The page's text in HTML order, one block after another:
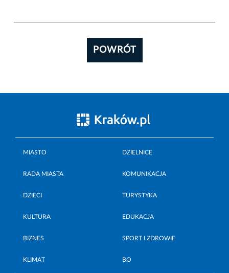
POWRÓT
MIASTO DZIELNICE
RADA MIASTA KOMUNIKACJA
DZIECI TURYSTYKA
KULTURA EDUKACJA
BIZNES SPORT I ZDROWIE
KLIMAT BO